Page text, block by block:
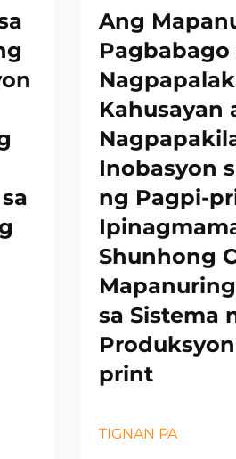
Ang
Pagbabago
Kahusayan
Inobasyon
ng Pagpi-
Shunhong
sa Sistema
print
TIGNAN PA